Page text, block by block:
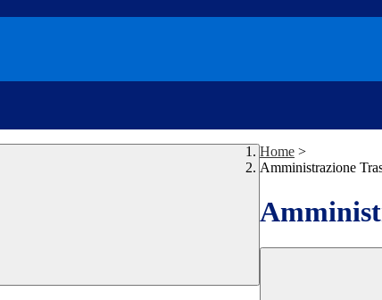
Home >
Amministrazione